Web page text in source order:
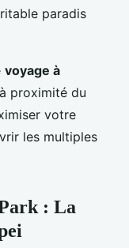
paradis
voyage à
à proximité du
votre
les multiples
: La